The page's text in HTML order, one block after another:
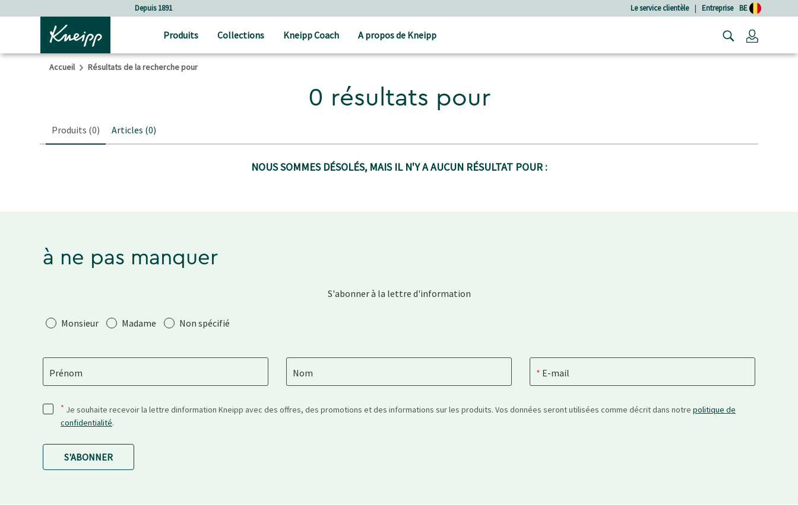
Sauter au contenu du pied de pageDepuis 1891 Le service clientèle | Entreprise BE
Produits Collections Kneipp Coach A propos de Kneipp
Accueil Résultats de la recherche pour
0 résultats pour
Produits (0) Articles (0)
NOUS SOMMES DÉSOLÉS, MAIS IL N'Y A AUCUN RÉSULTAT POUR :
à ne pas manquer
S'abonner à la lettre d'information
Salutation
Monsieur Madame Non spécifié
Prénom Nom E-mail
* Je souhaite recevoir la lettre dinformation Kneipp avec des offres, des promotions et des informations sur les produits. Vos données seront utilisées comme décrit dans notre politique de
confidentialité.
S'ABONNER